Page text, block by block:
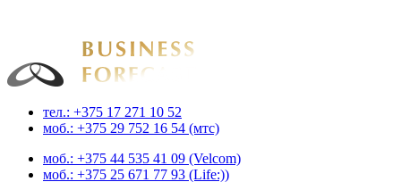
Businessforecast
Аналитика и прогнозирование для профессионалов
тел.: +375 17 271 10 52
моб.: +375 29 752 16 54 (мтс)
моб.: +375 44 535 41 09 (Velcom)
моб.: +375 25 671 77 93 (Life:))